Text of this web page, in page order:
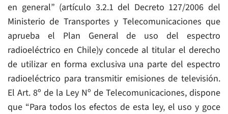
en general” (artículo 3.2.1 del Decreto 127/2006 del
Ministerio de Transportes y Telecomunicaciones que
aprueba el Plan General de uso del espectro
radioeléctrico en Chile)y concede al titular el derecho
de utilizar en forma exclusiva una parte del espectro
radioeléctrico para transmitir emisiones de televisión.
El Art. 8º de la Ley Nº de Telecomunicaciones, dispone
que “Para todos los efectos de esta ley, el uso y goce